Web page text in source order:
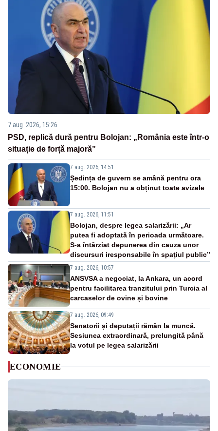
7 aug. 2026, 15:26
PSD, replică dură pentru Bolojan: „România este într-o
situație de forță majoră”
7 aug. 2026, 14:51
Ședința de guvern se amână pentru ora
15:00. Bolojan nu a obținut toate avizele
7 aug. 2026, 11:51
Bolojan, despre legea salarizării: „Ar
putea fi adoptată în perioada următoare.
S-a întârziat depunerea din cauza unor
discursuri iresponsabile în spaţiul public”
7 aug. 2026, 10:57
ANSVSA a negociat, la Ankara, un acord
pentru facilitarea tranzitului prin Turcia al
carcaselor de ovine și bovine
7 aug. 2026, 09:49
Senatorii și deputații rămân la muncă.
Sesiunea extraordinară, prelungită până
la votul pe legea salarizării
ECONOMIE